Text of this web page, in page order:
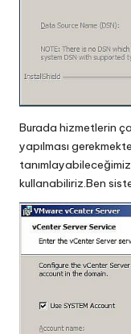
Burada hizmetlerin
yapılması
kullanabiliriz.Ben